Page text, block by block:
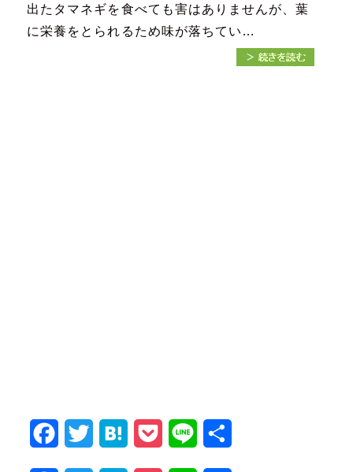
出たタマネギを食べても害はありませんが、葉
に栄養をとられるため味が落ちてい…
Facebook
Twitter HatenaPocket Line